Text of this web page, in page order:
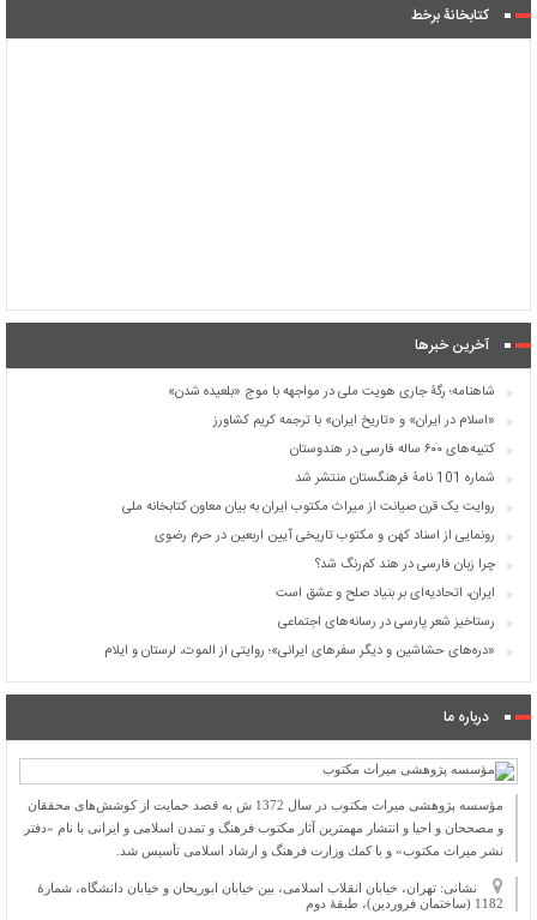
کتابخانۀ برخط
آخرین خبرها
شاهنامه؛ رگۀ جاری هویت ملی در مواجهه با موج «بلعیده شدن»
«اسلام در ایران» و «تاریخ ایران» با ترجمه کریم کشاورز
کتیبه‌های ۶۰۰ ساله فارسی در هندوستان
شماره 101 نامۀ فرهنگستان منتشر شد
روایت یک قرن صیانت از میراث مکتوب ایران به بیان معاون کتابخانه ملی
رونمایی از اسناد کهن و مکتوب تاریخی آیین اربعین در حرم رضوی
چرا زبان فارسی در هند کم‌رنگ شد؟
ایران، اتحادیه‌ای بر بنیاد صلح و عشق است
رستاخیز شعر پارسی در رسانه‌های اجتماعی
«دره‌های حشاشین و دیگر سفرهای ایرانی»؛ روایتی از الموت، لرستان و ایلام
درباره ما
مؤسسه پژوهشی میراث مكتوب در سال 1372 ش به قصد حمایت از كوشش‌های محققان
و مصححان و احیا و انتشار مهمترین آثار مكتوب فرهنگ و تمدن اسلامی و ایرانی با نام «دفتر
نشر میراث مكتوب» و با كمك وزارت فرهنگ و ارشاد اسلامی تأسیس شد.
نشانی: تهران، خیابان انقلاب اسلامی، بین خیابان ابوریحان و خیابان دانشگاه، شمارۀ
1182 (ساختمان فروردین)، طبقۀ دوم